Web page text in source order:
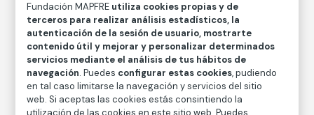
Mallorquina
Joan Junyer
Técnica
Grafito, lápiz graso, pastel sobre papel
Fundación MAPFRE utiliza cookies propias y de
terceros para realizar análisis estadísticos, la
autenticación de la sesión de usuario, mostrarte
contenido útil y mejorar y personalizar determinados
servicios mediante el análisis de tus hábitos de
navegación. Puedes configurar estas cookies, pudiendo
en tal caso limitarse la navegación y servicios del sitio
web. Si aceptas las cookies estás consintiendo la
utilización de las cookies en este sitio web. Puedes